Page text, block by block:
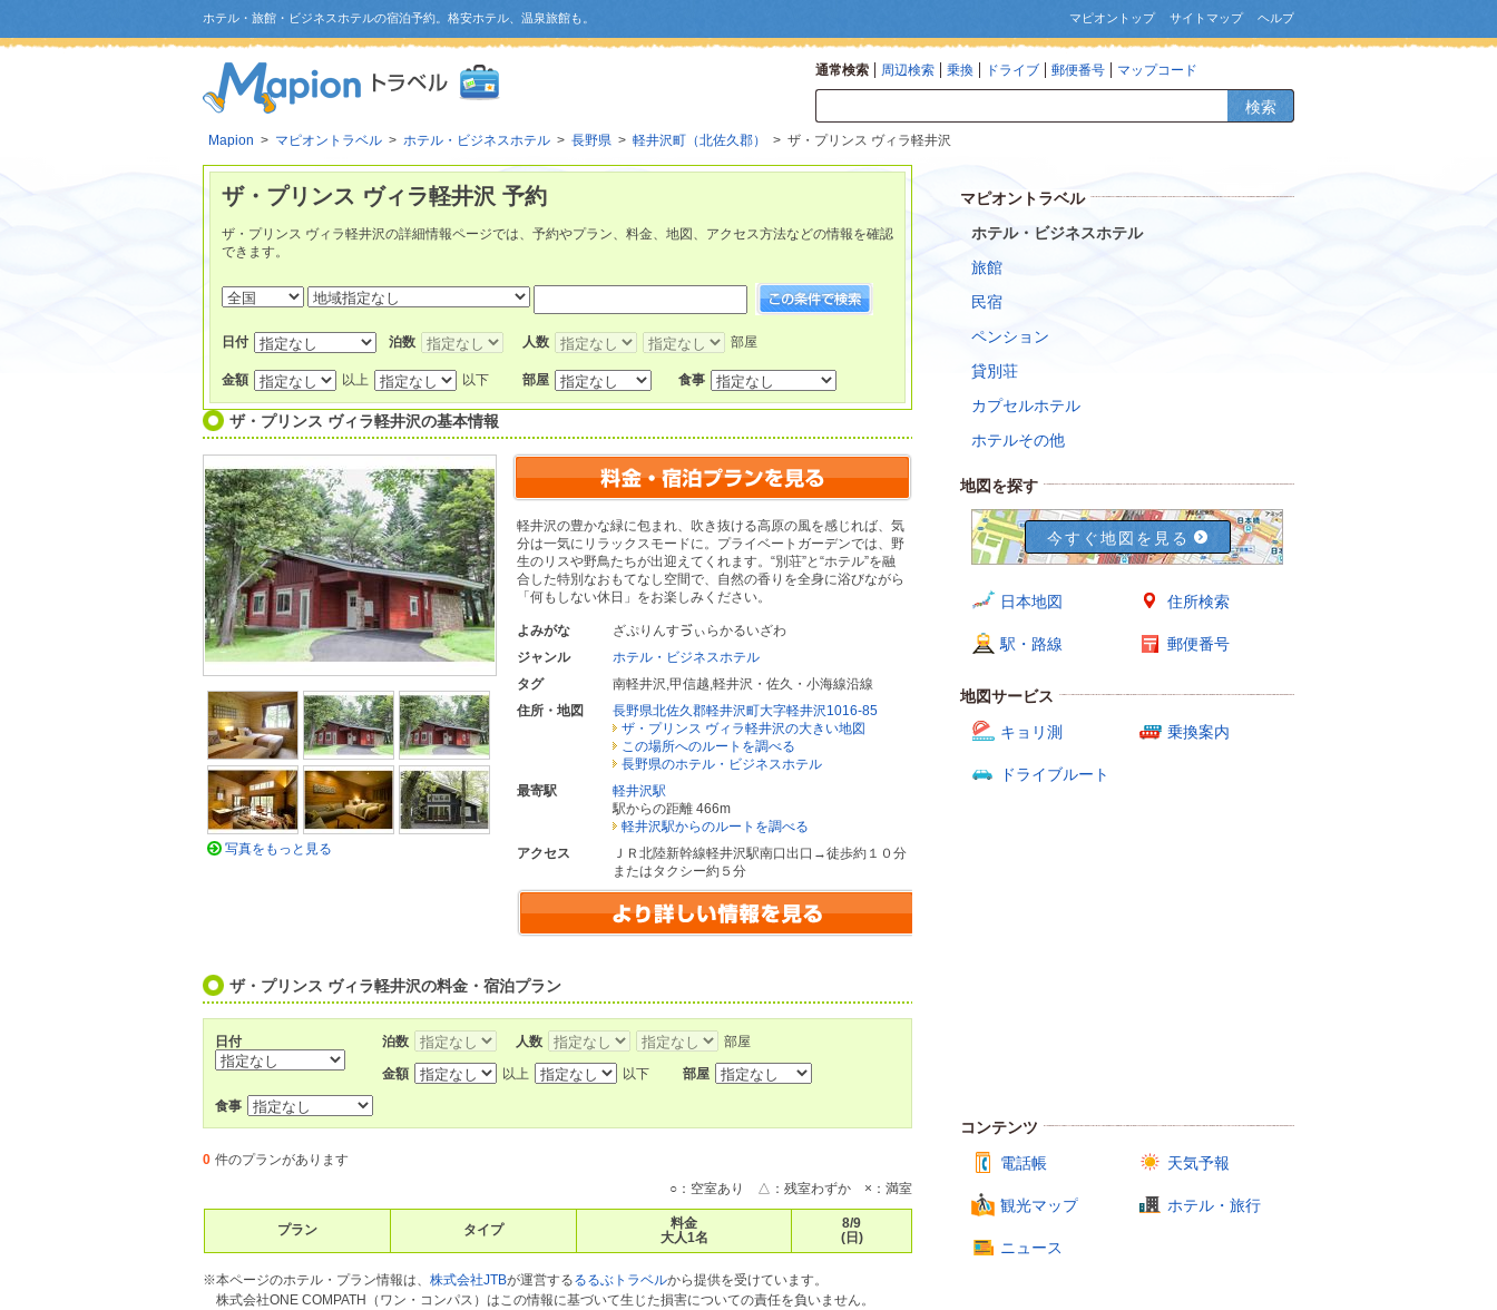
マピオントップ サイトマップ ヘルプ
ホテル・旅館・ビジネスホテルの宿泊予約。格安ホテル、温泉旅館も。
通常検索 周辺検索 乗換 ドライブ 郵便番号 マップコード
検索
Mapion > マピオントラベル > ホテル・ビジネスホテル > 長野県 > 軽井沢町（北佐久郡） > ザ・プリンス ヴィラ軽井沢
ザ・プリンス ヴィラ軽井沢 予約
ザ・プリンス ヴィラ軽井沢の詳細情報ページでは、予約やプラン、料金、地図、アクセス方法などの情報を確認
できます。
日付 泊数 人数 部屋
金額 以上 以下 部屋 食事
ザ・プリンス ヴィラ軽井沢の基本情報
軽井沢の豊かな緑に包まれ、吹き抜ける高原の風を感じれば、気
分は一気にリラックスモードに。プライベートガーデンでは、野
生のリスや野鳥たちが出迎えてくれます。“別荘”と“ホテル”を融
合した特別なおもてなし空間で、自然の香りを全身に浴びながら
「何もしない休日」をお楽しみください。
よみがな
ざぷりんすゔぃらかるいざわ
ジャンル
ホテル・ビジネスホテル
タグ
南軽井沢,甲信越,軽井沢・佐久・小海線沿線
住所・地図
長野県北佐久郡軽井沢町大字軽井沢1016-85
ザ・プリンス ヴィラ軽井沢の大きい地図
この場所へのルートを調べる
長野県のホテル・ビジネスホテル
最寄駅
軽井沢駅
駅からの距離 466m
軽井沢駅からのルートを調べる
アクセス
ＪＲ北陸新幹線軽井沢駅南口出口→徒歩約１０分
またはタクシー約５分
写真をもっと見る
ザ・プリンス ヴィラ軽井沢の料金・宿泊プラン
日付 泊数 人数 部屋
金額 以上 以下 部屋
食事
0 件のプランがあります
○：空室あり △：残室わずか ×：満室
プラン タイプ
料金
大人1名
8/9
(日)
※本ページのホテル・プラン情報は、 株式会社JTBが運営するるるぶトラベルから提供を受けています。
株式会社ONE COMPATH（ワン・コンパス）はこの情報に基づいて生じた損害についての責任を負いません。
マピオントラベル
ホテル・ビジネスホテル
旅館
民宿
ペンション
貸別荘
カプセルホテル
ホテルその他
地図を探す
今すぐ地図を見る
日本地図 住所検索
駅・路線 郵便番号
地図サービス
キョリ測
乗換案内
ドライブルート
コンテンツ
電話帳
天気予報
観光マップ ホテル・旅行
ニュース